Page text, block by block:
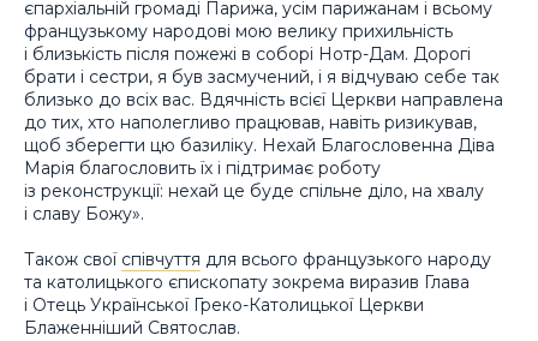
єпархіальній громаді Парижа, усім парижанам і всьому
французькому народові мою велику прихильність
і близькість після пожежі в соборі Нотр-Дам. Дорогі
брати і сестри, я був засмучений, і я відчуваю себе так
близько до всіх вас. Вдячність всієї Церкви направлена
до тих, хто наполегливо працював, навіть ризикував,
щоб зберегти цю базиліку. Нехай Благословенна Діва
Марія благословить їх і підтримає роботу
із реконструкції: нехай це буде спільне діло, на хвалу
і славу Божу».
Також свої співчуття для всього французького народу
та католицького єпископату зокрема виразив Глава
і Отець Української Греко-Католицької Церкви
Блаженніший Святослав.